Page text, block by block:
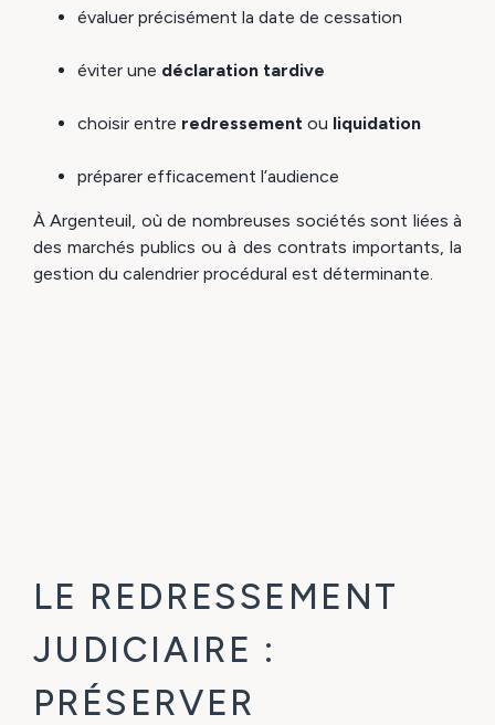
évaluer précisément la date de cessation
éviter une déclaration tardive
choisir entre redressement ou liquidation
préparer efficacement l’audience
À Argenteuil, où de nombreuses sociétés sont liées à
des marchés publics ou à des contrats importants, la
gestion du calendrier procédural est déterminante.
LE REDRESSEMENT
JUDICIAIRE :
PRÉSERVER